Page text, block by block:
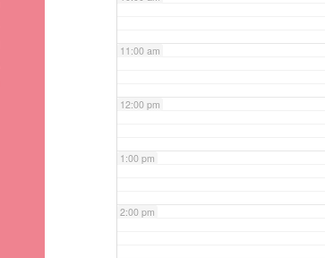
11:00 am
12:00 pm
1:00 pm
2:00 pm